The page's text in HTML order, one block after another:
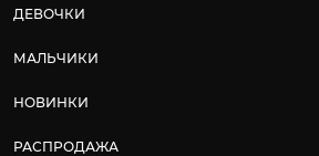
ДЕВОЧКИ
МАЛЬЧИКИ
НОВИНКИ
РАСПРОДАЖА